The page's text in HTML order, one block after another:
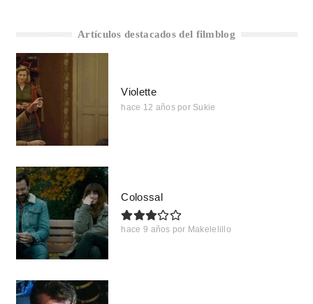
Artículos destacados del filmblog
Violette
hace 12 años por Sukie
Colossal
hace 9 años por Makelelillo